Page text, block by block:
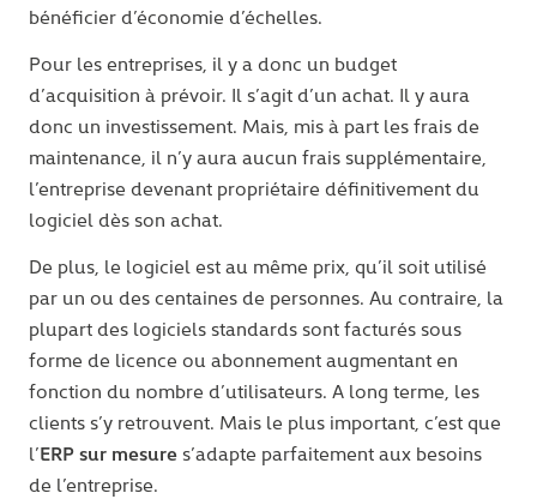
bénéficier d’économie d’échelles.
Pour les entreprises, il y a donc un budget
d’acquisition à prévoir. Il s’agit d’un achat. Il y aura
donc un investissement. Mais, mis à part les frais de
maintenance, il n’y aura aucun frais supplémentaire,
l’entreprise devenant propriétaire définitivement du
logiciel dès son achat.
De plus, le logiciel est au même prix, qu’il soit utilisé
par un ou des centaines de personnes. Au contraire, la
plupart des logiciels standards sont facturés sous
forme de licence ou abonnement augmentant en
fonction du nombre d’utilisateurs. A long terme, les
clients s’y retrouvent. Mais le plus important, c’est que
l’ERP sur mesure s’adapte parfaitement aux besoins
de l’entreprise.